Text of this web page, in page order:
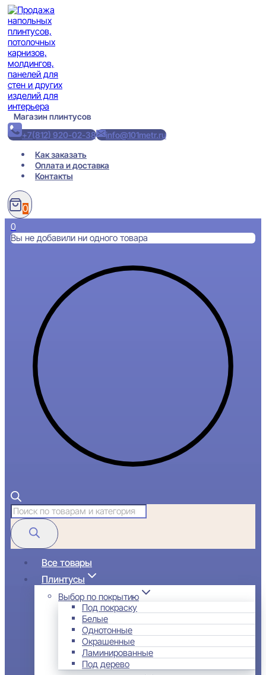
Перейти
к
содержимому
Магазин плинтусов
+7(812) 920-02-38
info@101metr.ru
Как заказать
Оплата и доставка
Контакты
0
0
Вы не добавили ни одного товара
Поиск
товаров
Все товары
Плинтусы
Выбор по покрытию
Под покраску
Белые
Однотонные
Окрашенные
Ламинированные
Под дерево